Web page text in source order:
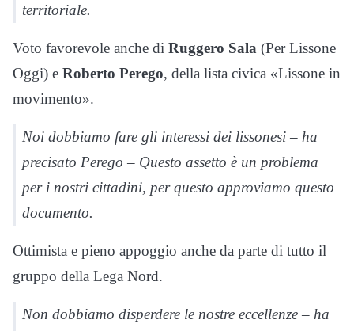
territoriale.
Voto favorevole anche di Ruggero Sala (Per Lissone
Oggi) e Roberto Perego, della lista civica «Lissone in
movimento».
Noi dobbiamo fare gli interessi dei lissonesi – ha
precisato Perego – Questo assetto è un problema
per i nostri cittadini, per questo approviamo questo
documento.
Ottimista e pieno appoggio anche da parte di tutto il
gruppo della Lega Nord.
Non dobbiamo disperdere le nostre eccellenze – ha